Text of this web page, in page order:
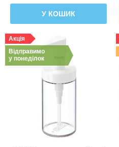
У КОШИК
Акція
Відправимо
у понеділок